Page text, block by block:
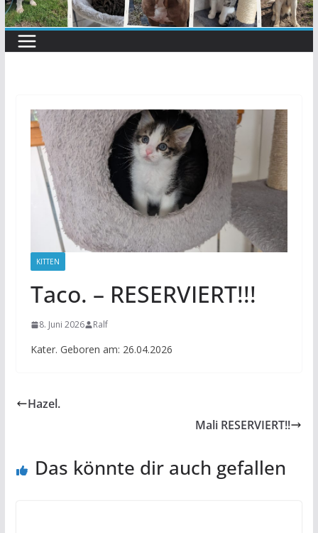
KITTEN
Taco. – RESERVIERT!!!
8. Juni 2026 Ralf
Kater. Geboren am: 26.04.2026
Hazel.
Mali RESERVIERT!!
Das könnte dir auch gefallen